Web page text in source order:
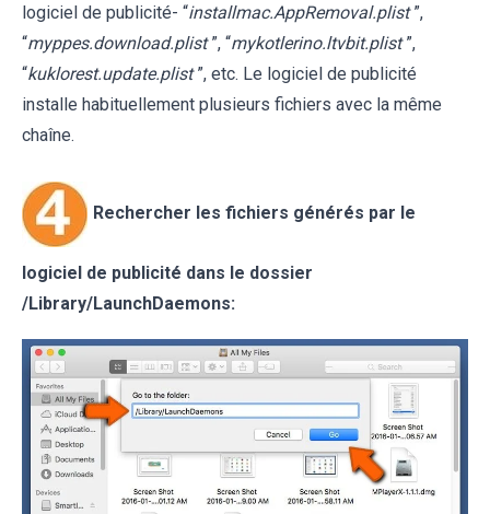
logiciel de publicité- “installmac.AppRemoval.plist ”,
“myppes.download.plist ”, “mykotlerino.ltvbit.plist ”,
“kuklorest.update.plist ”, etc. Le logiciel de publicité
installe habituellement plusieurs fichiers avec la même
chaîne.
Rechercher les fichiers générés par le
logiciel de publicité dans le dossier
/Library/LaunchDaemons: